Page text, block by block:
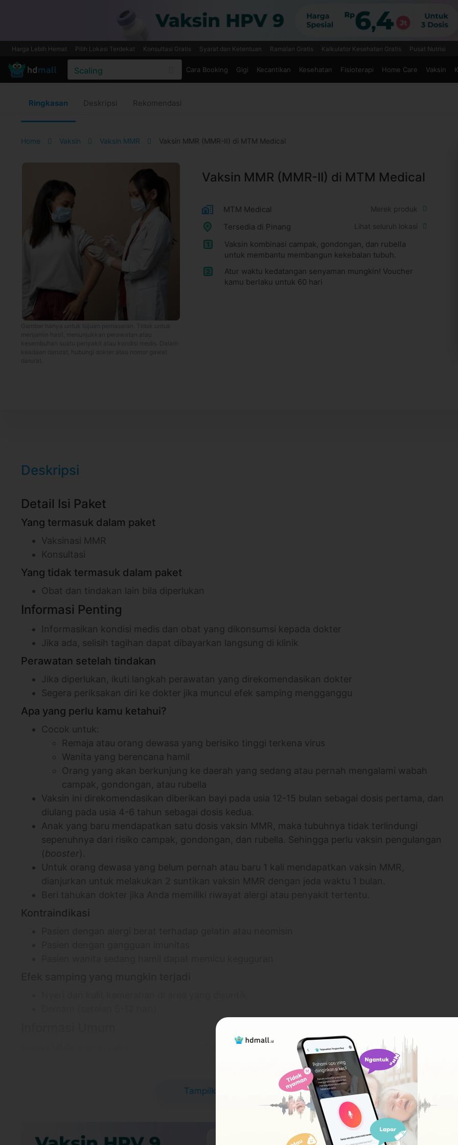
Harga Lebih Hemat Pilih Lokasi Terdekat Konsultasi Gratis Syarat dan Ketentuan Ramalan Gratis Kalkulator Kesehatan Gratis Pusat Nutrisi
Cara Booking Gigi Kecantikan Kesehatan Fisioterapi Home Care Vaksin
Ringkasan Deskripsi Rekomendasi
Home Vaksin Vaksin MMR Vaksin MMR (MMR-II) di MTM Medical
Vaksin MMR (MMR-II) di MTM Medical
MTM Medical Merek produk
Tersedia di Pinang Lihat seluruh lokasi
1
Vaksin kombinasi campak, gondongan, dan rubella
untuk membantu membangun kekebalan tubuh.
2
Atur waktu kedatangan senyaman mungkin! Voucher
kamu berlaku untuk 60 hari
Deskripsi
Detail Isi Paket
Yang termasuk dalam paket
Vaksinasi MMR
Konsultasi
Yang tidak termasuk dalam paket
Obat dan tindakan lain bila diperlukan
Informasi Penting
Informasikan kondisi medis dan obat yang dikonsumsi kepada dokter
Jika ada, selisih tagihan dapat dibayarkan langsung di klinik
Perawatan setelah tindakan
Jika diperlukan, ikuti langkah perawatan yang direkomendasikan dokter
Segera periksakan diri ke dokter jika muncul efek samping mengganggu
Apa yang perlu kamu ketahui?
Cocok untuk:
Remaja atau orang dewasa yang berisiko tinggi terkena virus
Wanita yang berencana hamil
Orang yang akan berkunjung ke daerah yang sedang atau pernah mengalami wabah
campak, gondongan, atau rubella
Vaksin ini direkomendasikan diberikan bayi pada usia 12-15 bulan sebagai dosis pertama, dan
diulang pada usia 4-6 tahun sebagai dosis kedua.
Anak yang baru mendapatkan satu dosis vaksin MMR, maka tubuhnya tidak terlindungi
sepenuhnya dari risiko campak, gondongan, dan rubella. Sehingga perlu vaksin pengulangan
(booster).
Untuk orang dewasa yang belum pernah atau baru 1 kali mendapatkan vaksin MMR,
dianjurkan untuk melakukan 2 suntikan vaksin MMR dengan jeda waktu 1 bulan.
Kontraindikasi
Vaksin MMR adalah vaksin untuk mencegah penyakit measles (campak), mumps (gondongan),
dan rubella. Vaksin tetap diberikan sekalipun pada pasien dengan riwayat infeksi campak,
gondongan, dan rubella atau sudah mendapatkan imunisasi campak.
Anak yang baru mendapatkan satu dosis vaksin MMR, maka tubuhnya tidak terlindungi
sepenuhnya dari risiko campak, gondongan, dan rubella. Maka itu, setelah anak diberikan vaksin
MMR dosis pertama pada usia 12-15 bulan, diperlukan vaksin pengulangan (booster) saat anak
Tampilkan lebih banyak